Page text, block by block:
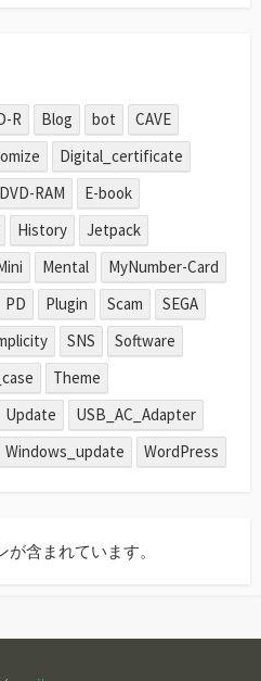
R Blog bot
CAVE
Digital_certificate
DVD-RAM
E-book
History
Jetpack
Mental
MyNumber-Card
PD Plugin Scam
SEGA
SNS
Software
Theme
Update
USB_AC_Adapter
Windows_update WordPress
含まれています。